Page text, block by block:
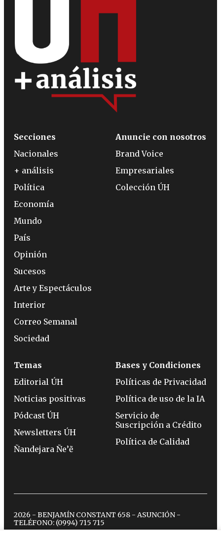
Secciones
Nacionales
+ análisis
Política
Economía
Mundo
País
Opinión
Sucesos
Arte y Espectáculos
Interior
Correo Semanal
Sociedad
Anuncie con nosotros
Brand Voice
Empresariales
Colección ÚH
Temas
Editorial ÚH
Noticias positivas
Pódcast ÚH
Newsletters ÚH
Ñandejara Ñe’ẽ
Bases y Condiciones
Políticas de Privacidad
Política de uso de la IA
Servicio de
Suscripción a Crédito
Política de Calidad
2026 - BENJAMÍN CONSTANT 658 - ASUNCIÓN -
TELÉFONO: (0994) 715 715